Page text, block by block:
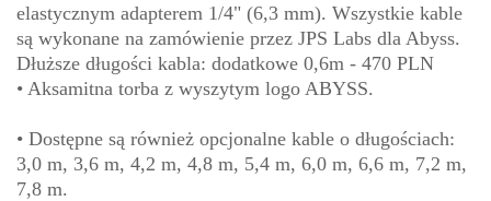
elastycznym adapterem 1/4" (6,3 mm). Wszystkie kable
są wykonane na zamówienie przez JPS Labs dla Abyss.
Dłuższe długości kabla: dodatkowe 0,6m - 470 PLN
• Aksamitna torba z wyszytym logo ABYSS.
• Dostępne są również opcjonalne kable o długościach:
3,0 m, 3,6 m, 4,2 m, 4,8 m, 5,4 m, 6,0 m, 6,6 m, 7,2 m,
7,8 m.